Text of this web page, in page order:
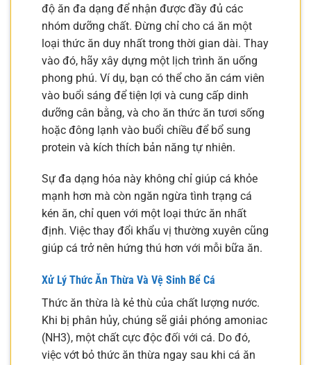
độ ăn đa dạng để nhận được đầy đủ các
nhóm dưỡng chất. Đừng chỉ cho cá ăn một
loại thức ăn duy nhất trong thời gian dài. Thay
vào đó, hãy xây dựng một lịch trình ăn uống
phong phú. Ví dụ, bạn có thể cho ăn cám viên
vào buổi sáng để tiện lợi và cung cấp dinh
dưỡng cân bằng, và cho ăn thức ăn tươi sống
hoặc đông lạnh vào buổi chiều để bổ sung
protein và kích thích bản năng tự nhiên.
Sự đa dạng hóa này không chỉ giúp cá khỏe
mạnh hơn mà còn ngăn ngừa tình trạng cá
kén ăn, chỉ quen với một loại thức ăn nhất
định. Việc thay đổi khẩu vị thường xuyên cũng
giúp cá trở nên hứng thú hơn với mỗi bữa ăn.
Xử Lý Thức Ăn Thừa Và Vệ Sinh Bể Cá
Thức ăn thừa là kẻ thù của chất lượng nước.
Khi bị phân hủy, chúng sẽ giải phóng amoniac
(NH3), một chất cực độc đối với cá. Do đó,
việc vớt bỏ thức ăn thừa ngay sau khi cá ăn